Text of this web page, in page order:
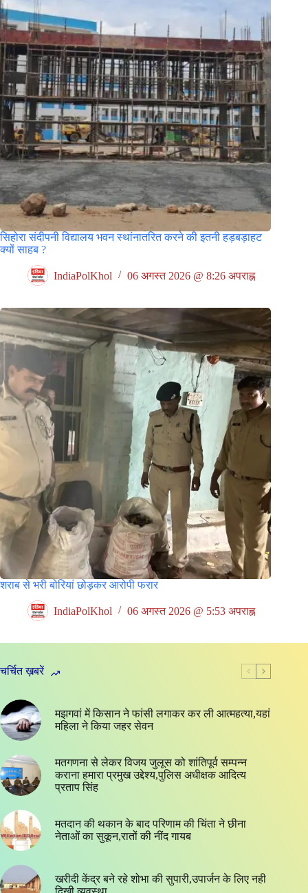
सिहोरा संदीपनी विद्यालय भवन स्थांनातरित करने की इतनी हड़बड़ाहट
क्यों साहब ?
IndiaPolKhol 06 अगस्त 2026 @ 8:26 अपराह्न
शराब से भरी बोरियां छोड़कर आरोपी फरार
IndiaPolKhol 06 अगस्त 2026 @ 5:53 अपराह्न
चर्चित ख़बरें
मझगवां में किसान ने फांसी लगाकर कर ली आत्महत्या,यहां
महिला ने किया जहर सेवन
मतगणना से लेकर विजय जुलूस को शांतिपूर्व सम्पन्न
कराना हमारा प्रमुख उद्देश्य,पुलिस अधीक्षक आदित्य
प्रताप सिंह
मतदान की थकान के बाद परिणाम की चिंता ने छीना
नेताओं का सुकून,रातों की नींद गायब
खरीदी केंद्र बने रहे शोभा की सुपारी,उपार्जन के लिए नही